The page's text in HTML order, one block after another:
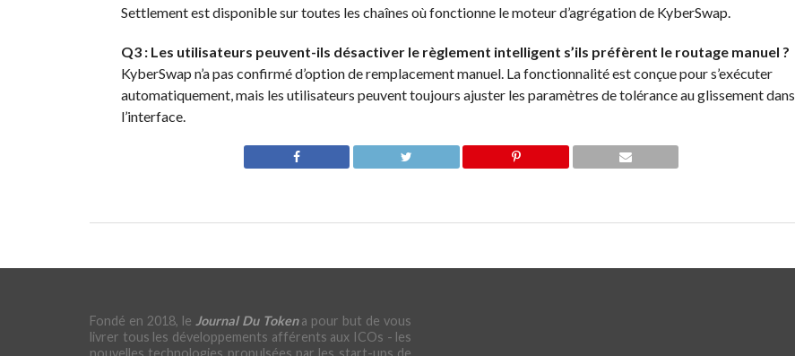
Settlement est disponible sur toutes les chaînes où fonctionne le moteur d’agrégation de KyberSwap.
Q3 : Les utilisateurs peuvent-ils désactiver le règlement intelligent s’ils préfèrent le routage manuel ?
KyberSwap n’a pas confirmé d’option de remplacement manuel. La fonctionnalité est conçue pour s’exécuter
automatiquement, mais les utilisateurs peuvent toujours ajuster les paramètres de tolérance au glissement dans
l’interface.
Fondé en 2018, le Journal Du Tokena pour but de vous
livrer tous les développements afférents aux ICOs - les
nouvelles technologies propulsées par les start-ups de